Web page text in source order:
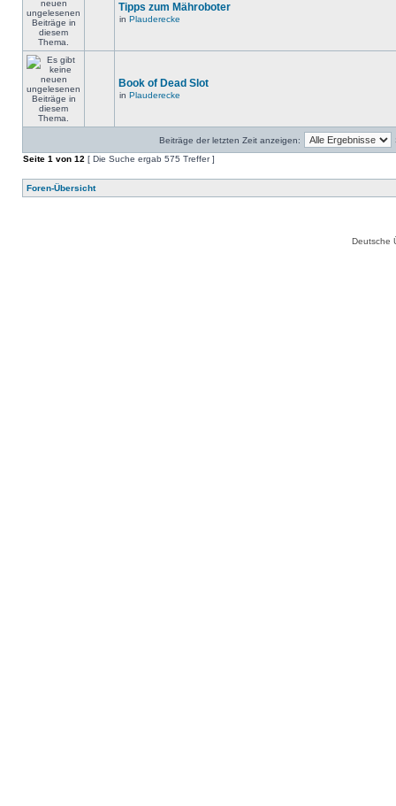
Tipps zum Mähroboter
in Plauderecke
Book of Dead Slot
in Plauderecke
Beiträge der letzten Zeit anzeigen:
Seite 1 von 12 [ Die Suche ergab 575 Treffer ]
Foren-Übersicht
Deutsche